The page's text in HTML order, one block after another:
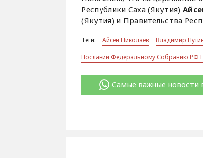
Республики Саха (Якутия)
(Якутия) и Правительства
Теги: Айсен Николаев Владимир Путин
Послании Федеральному Собранию РФ
Самые важные новости